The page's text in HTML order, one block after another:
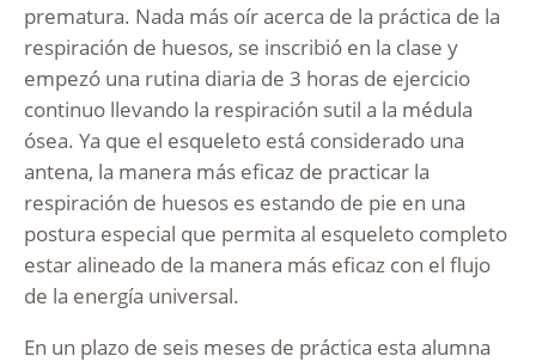
prematura. Nada más oír acerca de la práctica de la
respiración de huesos, se inscribió en la clase y
empezó una rutina diaria de 3 horas de ejercicio
continuo llevando la respiración sutil a la médula
ósea. Ya que el esqueleto está considerado una
antena, la manera más eficaz de practicar la
respiración de huesos es estando de pie en una
postura especial que permita al esqueleto completo
estar alineado de la manera más eficaz con el flujo
de la energía universal.
En un plazo de seis meses de práctica esta alumna